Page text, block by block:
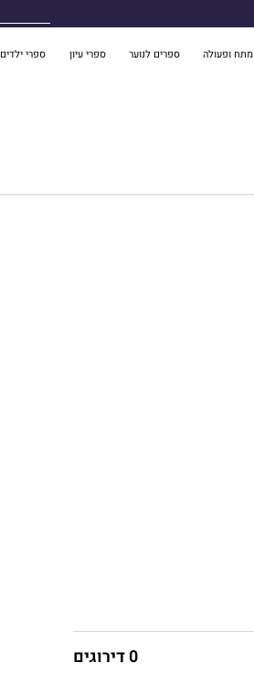
מתח ופעולה ספרים לנוער ספרי עיון ספרי ילדים
0 דירוגים